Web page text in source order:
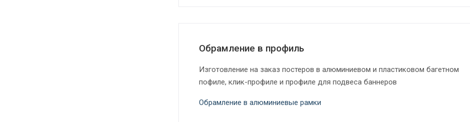
Обрамление в профиль
Изготовление на заказ постеров в алюминиевом и пластиковом багетном
пофиле, клик-профиле и профиле для подвеса баннеров
Обрамление в алюминиевые рамки